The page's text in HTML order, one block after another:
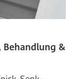
Behandlung &